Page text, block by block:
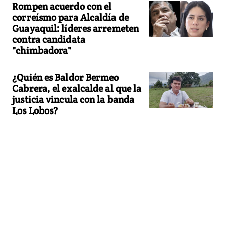
Rompen acuerdo con el
correísmo para Alcaldía de
Guayaquil: líderes arremeten
contra candidata
"chimbadora"
¿Quién es Baldor Bermeo
Cabrera, el exalcalde al que la
justicia vincula con la banda
Los Lobos?